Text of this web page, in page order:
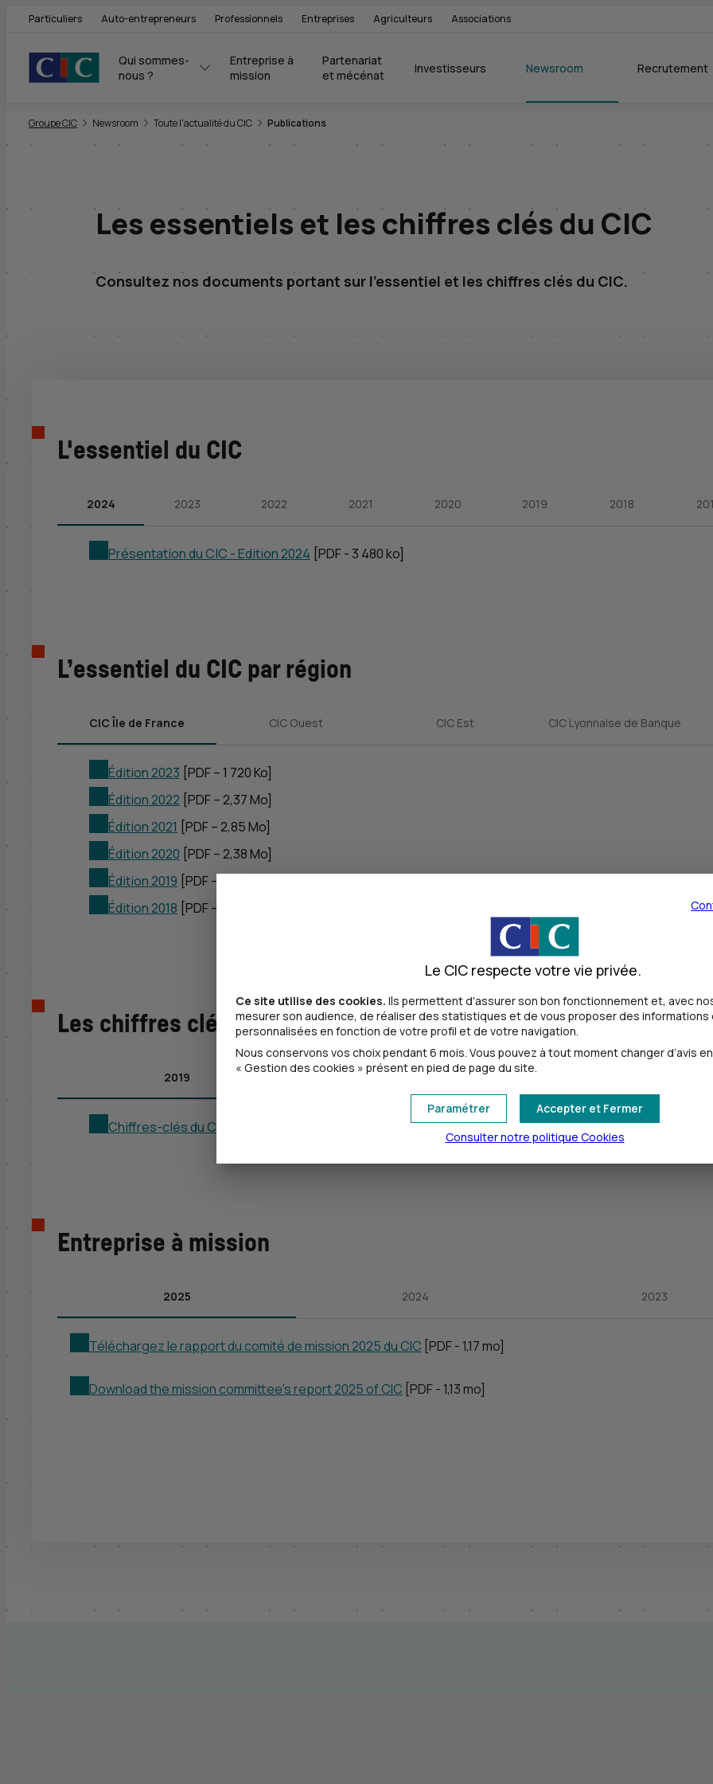
Particuliers Auto-entrepreneurs Professionnels Entreprises Agriculteurs Associations
Qui sommes-
nous ?
Entreprise à
mission
Partenariat
et mécénat
Investisseurs Newsroom Recrutement
Groupe CIC Newsroom Toute l'actualité du CIC Publications
Les essentiels et les chiffres clés du CIC
Consultez nos documents portant sur l’essentiel et les chiffres clés du CIC.
L'essentiel du CIC
2024 2023 2022 2021 2020 2019 2018
Présentation du CIC - Edition 2024 [PDF - 3 480 ko]
L’essentiel du CIC par région
CIC Île de France CIC Ouest CIC Est CIC Lyonnaise de Banque
Édition 2023 [PDF – 1 720 Ko]
Édition 2022 [PDF – 2,37 Mo]
Édition 2021 [PDF – 2,85 Mo]
Édition 2020 [PDF – 2,38 Mo]
Édition 2019 [PDF – 2,65 Mo]
Édition 2018 [PDF – 7,87 Mo]
Les chiffres clés du CIC
2019 2018
Chiffres-clés du CIC - Édition 2019
Entreprise à mission
2025 2024 2023
Téléchargez le rapport du comité de mission 2025 du CIC PDF- 1,17 mo]
Download the mission committee's report 2025 ofCIC PDF- 1,13 mo]
Le CIC respecte votre vie privée.
Ce site utilise des cookies. Ils permettent d'assurer son bon fonctionnement et, avec
mesurer son audience, de réaliser des statistiques et de vous proposer des informations
personnalisées en fonction de votre profil et de votre navigation.
Nous conservons vos choix pendant 6 mois. Vous pouvez à tout moment changer d’avis
« Gestion des cookies » présent en pied de page du site.
Accepter et Fermer
Paramétrer
Consulter notre politique Cookies